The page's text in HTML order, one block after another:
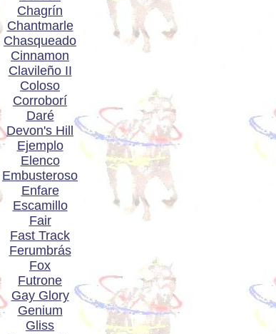
Chagrín
Chantmarle
Chasqueado
Cinnamon
Clavileño II
Coloso
Corroborí
Daré
Devon's Hill
Ejemplo
Elenco
Embusteroso
Enfare
Escamillo
Fair
Fast Track
Ferumbrás
Fox
Futrone
Gay Glory
Genium
Gliss